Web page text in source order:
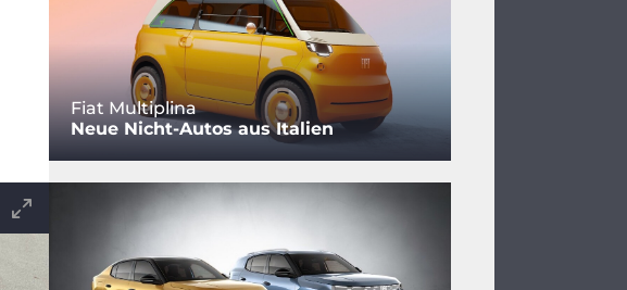
Fiat Multiplina
Neue Nicht-Autos aus Italien